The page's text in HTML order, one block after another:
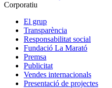
Corporatiu
El grup
Transparència
Responsabilitat social
Fundació La Marató
Premsa
Publicitat
Vendes internacionals
Presentació de projectes